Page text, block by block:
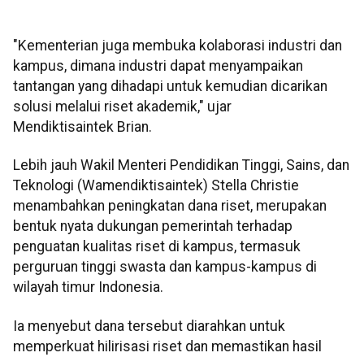
"Kementerian juga membuka kolaborasi industri dan
kampus, dimana industri dapat menyampaikan
tantangan yang dihadapi untuk kemudian dicarikan
solusi melalui riset akademik," ujar
Mendiktisaintek Brian.
Lebih jauh Wakil Menteri Pendidikan Tinggi, Sains, dan
Teknologi (Wamendiktisaintek) Stella Christie
menambahkan peningkatan dana riset, merupakan
bentuk nyata dukungan pemerintah terhadap
penguatan kualitas riset di kampus, termasuk
perguruan tinggi swasta dan kampus-kampus di
wilayah timur Indonesia.
Ia menyebut dana tersebut diarahkan untuk
memperkuat hilirisasi riset dan memastikan hasil